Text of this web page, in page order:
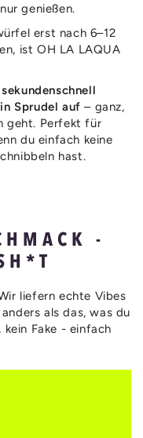
genießen.
erst nach 6–12
ist OH LA LAQUA
Sprudel auf – ganz,
geht. Perfekt für
du einfach keine
hast.
-
liefern echte Vibes
als das, was du
kein Fake - einfach